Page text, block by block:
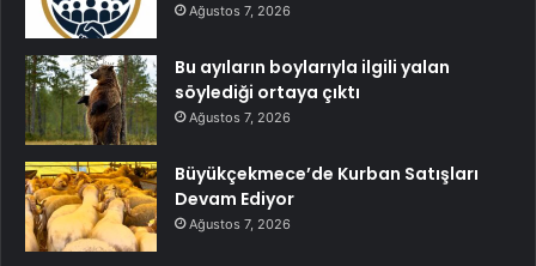
Ağustos 7, 2026
Bu ayıların boylarıyla ilgili yalan
söylediği ortaya çıktı
Ağustos 7, 2026
Büyükçekmece’de Kurban Satışları
Devam Ediyor
Ağustos 7, 2026